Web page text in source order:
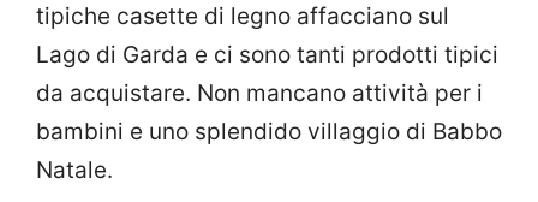
tipiche casette di legno affacciano sul
Lago di Garda e ci sono tanti prodotti tipici
da acquistare. Non mancano attività per i
bambini e uno splendido villaggio di Babbo
Natale.